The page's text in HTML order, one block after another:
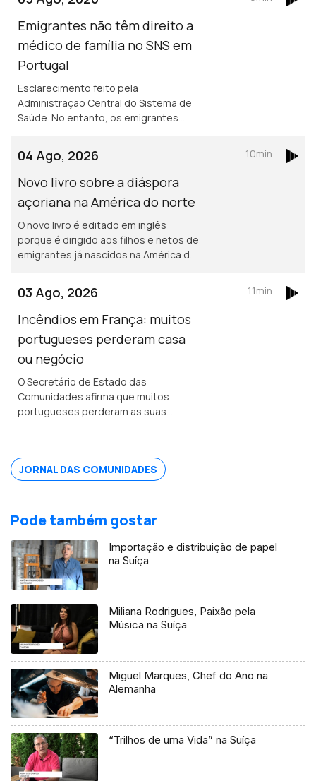
para além de 2029.
Emigrantes não têm direito a
médico de família no SNS em
Portugal
Esclarecimento feito pela
Administração Central do Sistema de
Saúde. No entanto, os emigrantes
04 Ago, 2026
Novo livro sobre a diáspora
açoriana na América do norte
O novo livro é editado em inglês
porque é dirigido aos filhos e netos de
emigrantes já nascidos na América do
durante uma semana, por causa dos
incêndios.
10min
03 Ago, 2026
Incêndios em França: muitos
portugueses perderam casa
ou negócio
O Secretário de Estado das
Comunidades afirma que muitos
portugueses perderam as suas
prejuizos.
11min
JORNAL DAS COMUNIDADES
Pode também gostar
Importação e distribuição de papel
na Suíça
Miliana Rodrigues, Paixão pela
Música na Suíça
Miguel Marques, Chef do Ano na
Alemanha
“Trilhos de uma Vida” na Suíça